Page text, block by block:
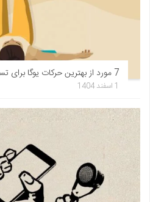
7 مورد از بهترین حرکات یوگا برای تسکین استرس
1 اسفند 1404